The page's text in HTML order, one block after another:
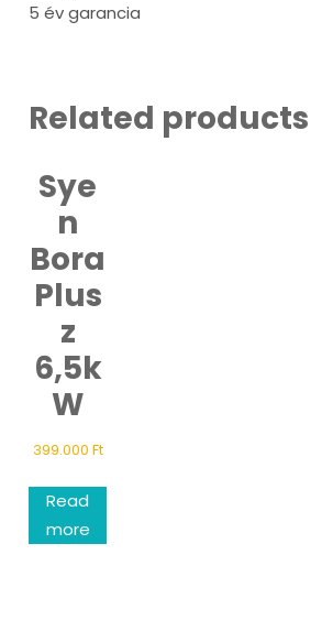
5 év garancia
Related products
Sye
n
Bora
Plus
z
6,5k
W
399.000 Ft
Read
more